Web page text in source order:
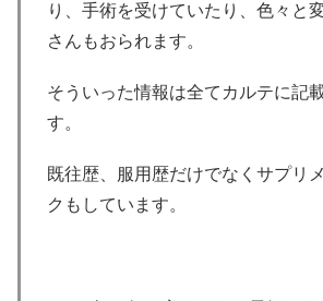
り、手術を受けていたり、色々と
さんもおられます。
そういった情報は全てカルテに記
す。
既往歴、服用歴だけでなくサプリ
クもしています。